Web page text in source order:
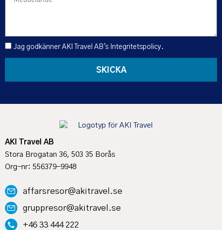
Jag godkänner AKI Travel AB's Integritetspolicy.
SKICKA
AKI Travel AB
Stora Brogatan 36, 503 35 Borås
Org-nr: 556379-9948
affarsresor@akitravel.se
gruppresor@akitravel.se
+46 33 444 222